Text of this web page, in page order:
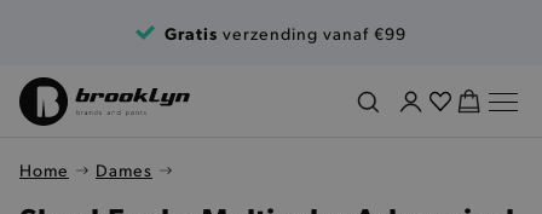
Gratis verzending vanaf €99
Home Dames